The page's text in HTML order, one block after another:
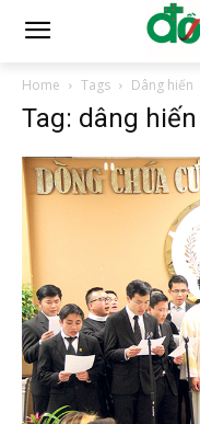
Home Tags Dâng hiến
Tag: dâng hiến